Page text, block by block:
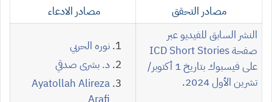
مصادر التحقق
مصادر الادعاء
النشر السابق للفيديو عبر
صفحةICD Short Stories
على فيسبوك بتاريخ 1 أكتوبر/
تشرين الأول 2024
.
نوره الحربي
د. بشرى صدقي
Ayatollah Alireza